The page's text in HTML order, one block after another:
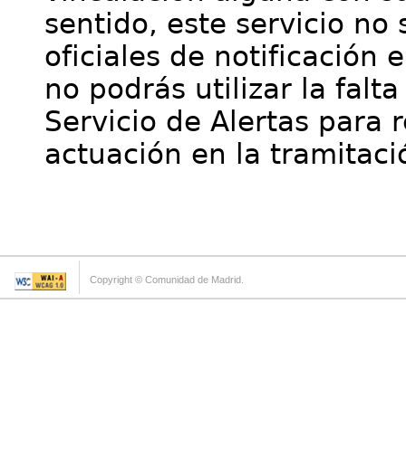
sentido, este servicio no
oficiales de notificación
no podrás utilizar la
Servicio de Alertas para
actuación en la
Copyright © Comunidad de Madrid.